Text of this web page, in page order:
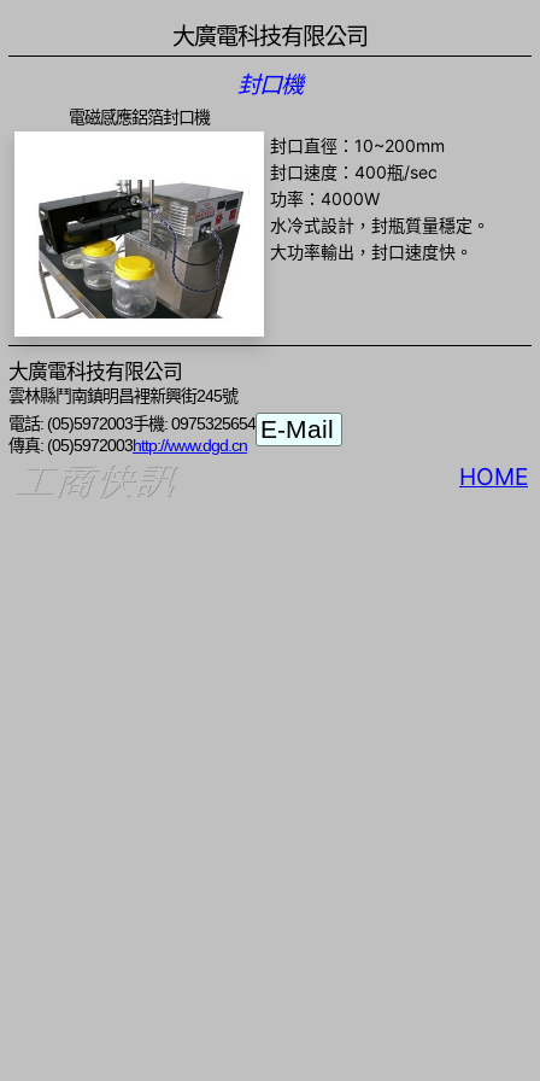
大廣電科技有限公司
封口機
電磁感應鋁箔封口機
封口直徑：10~200mm
封口速度：400瓶/sec
功率：4000W
水冷式設計，封瓶質量穩定。
大功率輸出，封口速度快。
大廣電科技有限公司
雲林縣鬥南鎮明昌裡新興街245號
電話: (05)5972003
傳真: (05)5972003
手機: 0975325654
http://www.dgd.cn
HOME